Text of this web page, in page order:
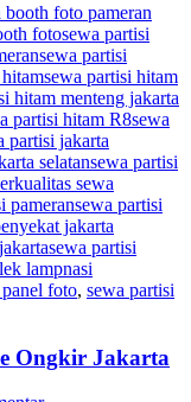
booth foto pameran
fotosewa partisi
sewa partisi
sewa partisi hitam
hitam menteng jakarta
partisi hitam R8sewa
partisi jakarta
selatansewa partisi
sewa
pameransewa partisi
jakarta
sewa partisi
lampnasi
foto, sewa partisi
Ongkir Jakarta